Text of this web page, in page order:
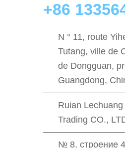
+86
N ° 11, route
Tutang, ville de
de Dongguan,
Guangdong,
Ruian
Trading CO.,
№ 8, строение